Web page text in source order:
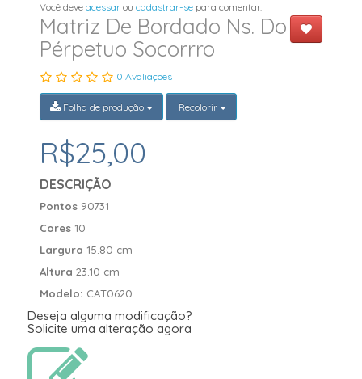
Você deveacessar oucadastrar-se para comentar.
Matriz De Bordado Ns. Do
Pérpetuo Socorrro
0 Avaliações
Folha de produção Recolorir
R$25,00
DESCRIÇÃO
Pontos 90731
Cores 10
Largura 15.80 cm
Altura23.10 cm
Modelo: CAT0620
Deseja alguma modificação?
Solicite uma alteração agora